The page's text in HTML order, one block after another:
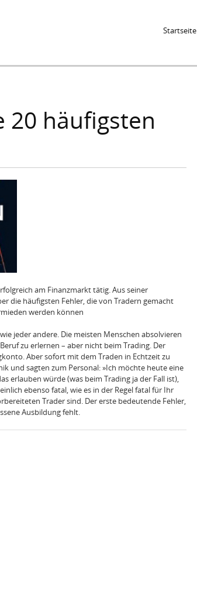
Startseite
20 häufigsten
am Finanzmarkt tätig. Aus seiner
die häufigsten Fehler, die von Tradern gemacht
werden können
jeder andere. Die meisten Menschen absolvieren
zu erlernen – aber nicht beim Trading. Der
Aber sofort mit dem Traden in Echtzeit zu
und sagten zum Personal: »Ich möchte heute eine
erlauben würde (was beim Trading ja der Fall ist),
ebenso fatal, wie es in der Regel fatal für Ihr
Trader sind. Der erste bedeutende Fehler,
Ausbildung fehlt.